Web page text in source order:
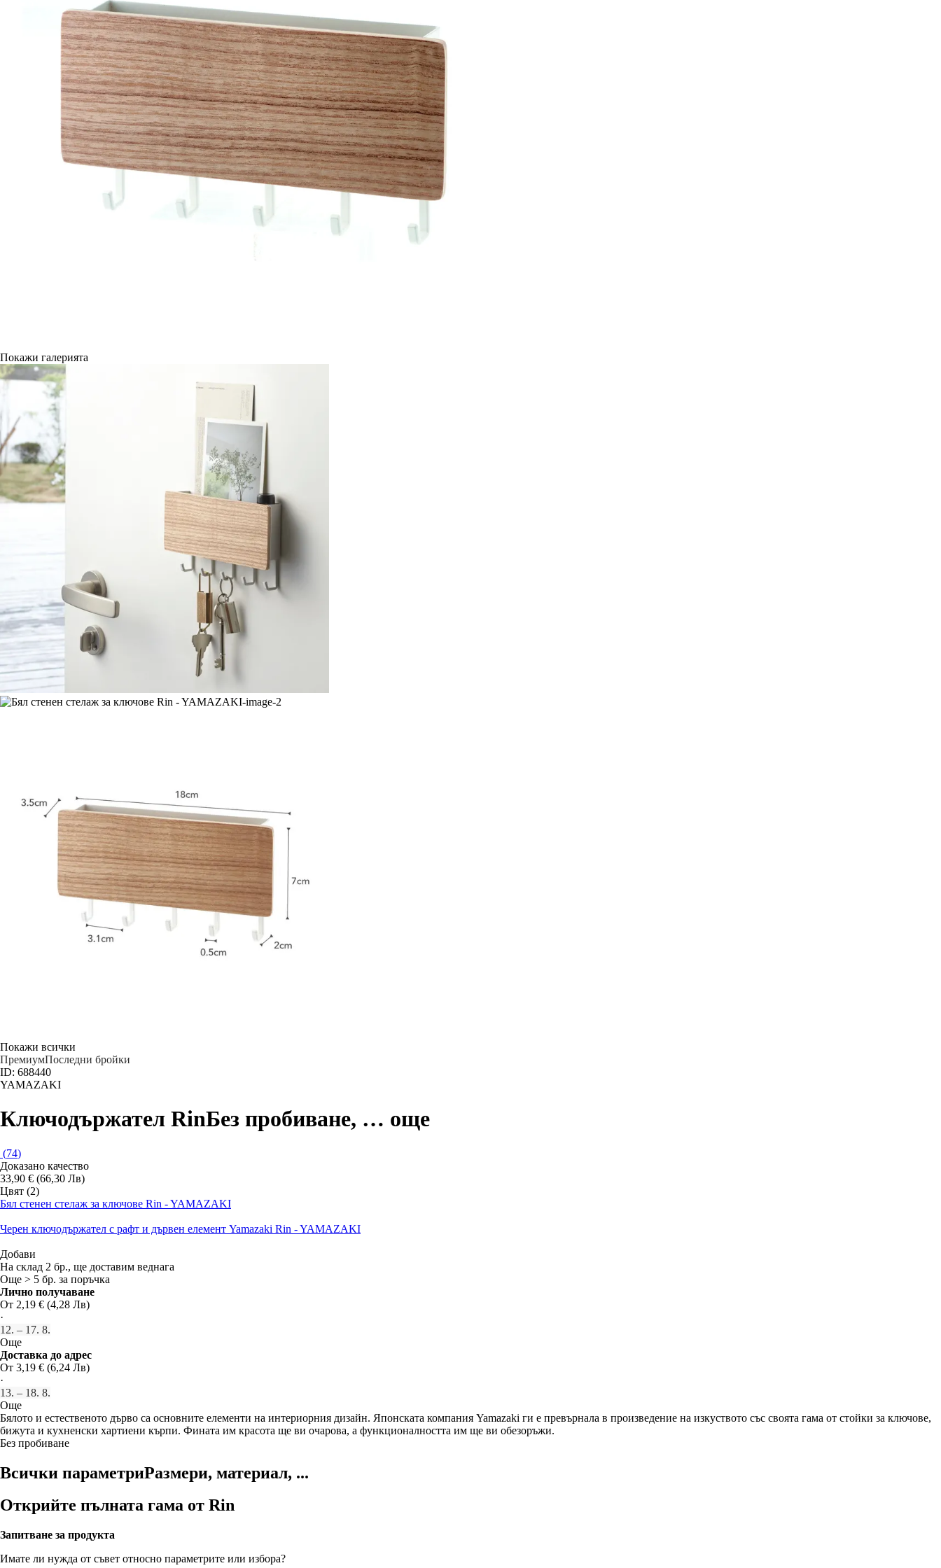
Покажи галерията
Покажи всички
ПремиумПоследни бройки
ID: 688440
YAMAZAKI
Ключодържател RinБез пробиване, … още
(74)
Доказано качество
33,90 € (66,30 Лв)
Цвят (2)
Бял стенен стелаж за ключове Rin - YAMAZAKI
Черен ключодържател с рафт и дървен елемент Yamazaki Rin - YAMAZAKI
Добави
На склад 2 бр., ще доставим веднага
Още > 5 бр. за поръчка
Лично получаване
От 2,19 € (4,28 Лв)
·
12. – 17. 8.
Още
Доставка до адрес
От 3,19 € (6,24 Лв)
·
13. – 18. 8.
Още
Бялото и естественото дърво са основните елементи на интериорния дизайн. Японската компания Yamazaki ги е превърнала в произведение на изкуството със своята гама от стойки за ключове,
бижута и кухненски хартиени кърпи. Фината им красота ще ви очарова, а функционалността им ще ви обезоръжи.
Без пробиване
Всички параметриРазмери, материал, ...
Открийте пълната гама от Rin
Запитване за продукта
Имате ли нужда от съвет относно параметрите или избора?